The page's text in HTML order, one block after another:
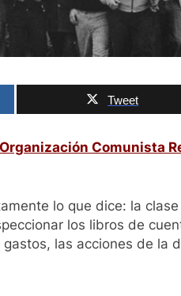
Tweet
Organización Comunista
lo que dice: la
los libros de
las acciones de la